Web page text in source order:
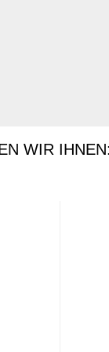
WIR